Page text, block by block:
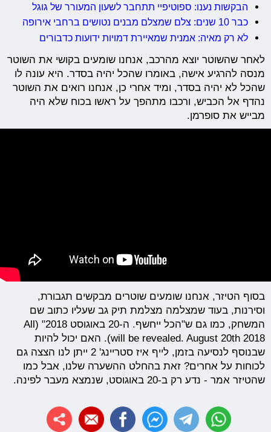
הבקשות נענו: ספוטיפיי תתחבר לשעון המעורר של גוגל
כבר 10 שנים: צלם שמצלם מבנים נטושים ברחבי אירופה
לא רק מאיה: אמנית שמאיירת דמויות ידועות כדבורים
לאחר שהשוטר יוצא מהרכב, אנחנו שומעים בקושי את השוטר
מנסה להרגיע אישה, באומרו שהכל יהיה בסדר. היא עונה לו
שהכל לא יהיה בסדר, ומיד אחרי כן, אנחנו רואים את השוטר
נהדף אל הכביש, ורכבו מתהפך על ראשו בכוח שלא היה
מבייש את סופרמן.
בסוף הטיזר, אנחנו שומעים שוטרים מבקשים תגבורת,
וסירנות, בעוד שמצלמה מצלמת תיק גב שעליו כתוב שם
המשחק, כמו גם ש"הכל ייחשף. ה-20 באוגוסט 2018" (All
will be revealed. August 20th 2018). האם יכול להיות
שבנוסף לנסיעה בזמן, לייף איז סטריינג' 2 ייתן לנו הצצה גם
לכוחות על אחרים? זאת בהחלט ההשערה שלנו, אבל כמו
שהטיזר אמר - נדע רק ב-20 באוגוסט, שנמצא מעבר לפינה.